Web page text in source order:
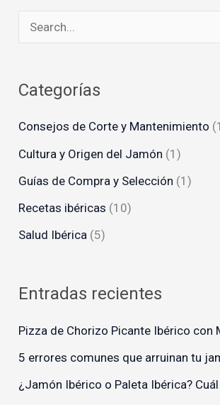
Cuál
Comprar
u
c
a
r
:
Categorías
Consejos de Corte y Mantenimiento
Cultura y Origen del Jamón (1)
Guías de Compra y Selección (1)
Recetas ibéricas (10)
Salud Ibérica (5)
Entradas recientes
Pizza de Chorizo Picante Ibérico con
5 errores comunes que arruinan tu
¿Jamón Ibérico o Paleta Ibérica?